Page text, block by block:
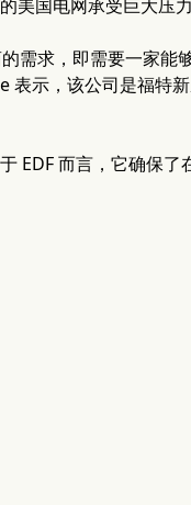
国电网承受巨大压力
需求，即需要一家能
表示，该公司是福特
EDF 而言，它确保了